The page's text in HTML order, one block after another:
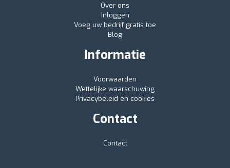
Over ons
Inloggen
Voeg uw bedrijf gratis toe
Blog
Informatie
Voorwaarden
Wettelijke waarschuwing
Privacybeleid en cookies
Contact
Contact